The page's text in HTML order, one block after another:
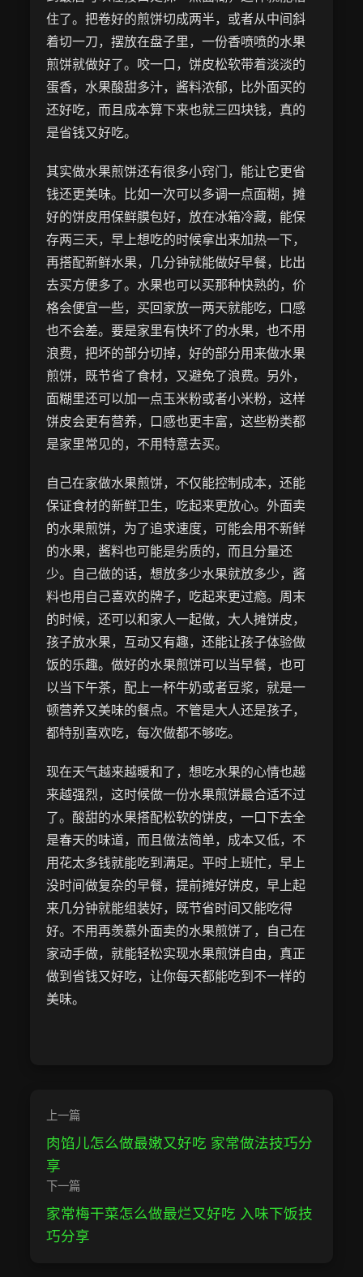
住了。把卷好的煎饼切成两半，或者从中间斜
着切一刀，摆放在盘子里，一份香喷喷的水果
煎饼就做好了。咬一口，饼皮松软带着淡淡的
蛋香，水果酸甜多汁，酱料浓郁，比外面买的
还好吃，而且成本算下来也就三四块钱，真的
是省钱又好吃。
其实做水果煎饼还有很多小窍门，能让它更省
钱还更美味。比如一次可以多调一点面糊，摊
好的饼皮用保鲜膜包好，放在冰箱冷藏，能保
存两三天，早上想吃的时候拿出来加热一下，
再搭配新鲜水果，几分钟就能做好早餐，比出
去买方便多了。水果也可以买那种快熟的，价
格会便宜一些，买回家放一两天就能吃，口感
也不会差。要是家里有快坏了的水果，也不用
浪费，把坏的部分切掉，好的部分用来做水果
煎饼，既节省了食材，又避免了浪费。另外，
面糊里还可以加一点玉米粉或者小米粉，这样
饼皮会更有营养，口感也更丰富，这些粉类都
是家里常见的，不用特意去买。
自己在家做水果煎饼，不仅能控制成本，还能
保证食材的新鲜卫生，吃起来更放心。外面卖
的水果煎饼，为了追求速度，可能会用不新鲜
的水果，酱料也可能是劣质的，而且分量还
少。自己做的话，想放多少水果就放多少，酱
料也用自己喜欢的牌子，吃起来更过瘾。周末
的时候，还可以和家人一起做，大人摊饼皮，
孩子放水果，互动又有趣，还能让孩子体验做
饭的乐趣。做好的水果煎饼可以当早餐，也可
以当下午茶，配上一杯牛奶或者豆浆，就是一
顿营养又美味的餐点。不管是大人还是孩子，
都特别喜欢吃，每次做都不够吃。
现在天气越来越暖和了，想吃水果的心情也越
来越强烈，这时候做一份水果煎饼最合适不过
了。酸甜的水果搭配松软的饼皮，一口下去全
是春天的味道，而且做法简单，成本又低，不
用花太多钱就能吃到满足。平时上班忙，早上
没时间做复杂的早餐，提前摊好饼皮，早上起
来几分钟就能组装好，既节省时间又能吃得
好。不用再羡慕外面卖的水果煎饼了，自己在
家动手做，就能轻松实现水果煎饼自由，真正
做到省钱又好吃，让你每天都能吃到不一样的
美味。
上一篇
肉馅儿怎么做最嫩又好吃 家常做法技巧分
享
下一篇
家常梅干菜怎么做最烂又好吃 入味下饭技
巧分享